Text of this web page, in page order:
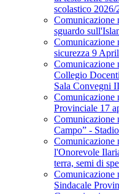
scolastico 2026/
Comunicazione
sguardo
Comunicazione
sicurezza 9
Comunicazione
Collegio
Sala Convegni
Comunicazione
Provinciale 17
Comunicazione
Campo” -
Comunicazione
l'Onorevole
terra, semi di
Comunicazione
Sindacale